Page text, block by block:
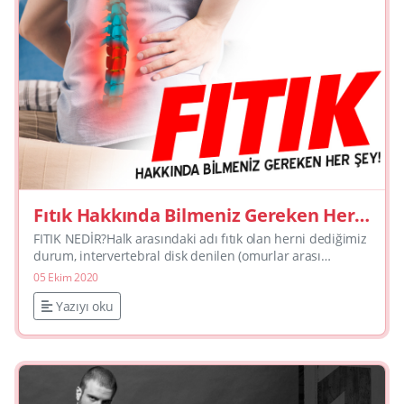
Fıtık Hakkında Bilmeniz Gereken Her
Şey
FITIK NEDİR?Halk arasındaki adı fıtık olan herni dediğimiz
durum, intervertebral disk denilen (omurlar arası
bağlantı sağlayan jel benzeri bağ dokusu) yapı eklem
arası...
05 Ekim 2020
Yazıyı oku